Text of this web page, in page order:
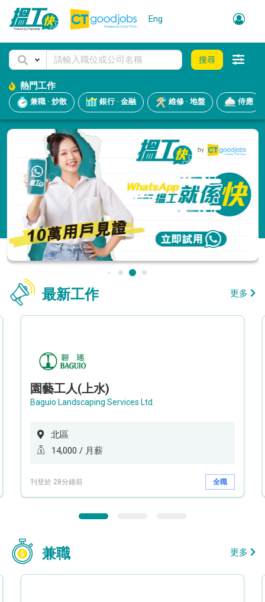
Eng
搜尋
熱門工作
兼職 · 炒散 銀行 · 金融 維修 · 地盤 侍應
最新工作 更多
園藝工人(上水)
Baguio Landscaping Services Ltd.
北區
14,000 / 月薪
刊登於 28分鐘前 全職
兼職 更多